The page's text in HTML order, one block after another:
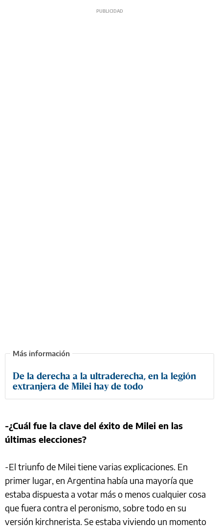
De la derecha a la ultraderecha, en la legión
extranjera de Milei hay de todo
-¿Cuál fue la clave del éxito de Milei en las
últimas elecciones?
-El triunfo de Milei tiene varias explicaciones. En
primer lugar, en Argentina había una mayoría que
estaba dispuesta a votar más o menos cualquier cosa
que fuera contra el peronismo, sobre todo en su
versión kirchnerista. Se estaba viviendo un momento